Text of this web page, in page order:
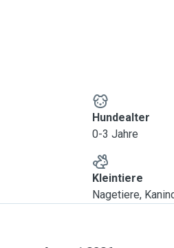
Hundealter
0-3 Jahre
Kleintiere
Nagetiere,